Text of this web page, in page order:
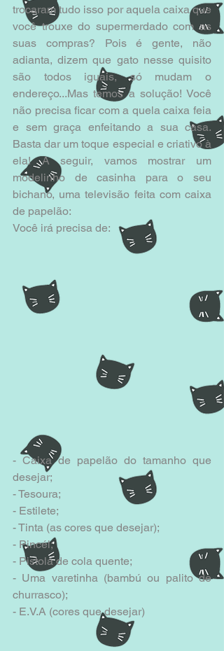
trocaram tudo isso por aquela caixa que
você trouxe do supermerdado com as
suas compras? Pois é gente, não
adianta, dizem que gato nesse quisito
são todos iguais, só mudam o
endereço...Mas temos a solução! Você
não precisa ficar com a quela caixa feia
e sem graça enfeitando a sua casa.
Basta dar um toque especial e criativo à
ela! A seguir, vamos mostrar um
modelinho de casinha para o seu
bichano, uma televisão feita com caixa
de papelão:
Você irá precisa de:
- Caixa de papelão do tamanho que
desejar;
- Tesoura;
- Estilete;
- Tinta (as cores que desejar);
- Pincél;
- Pistola de cola quente;
- Uma varetinha (bambú ou palito de
churrasco);
- E.V.A (cores que desejar)